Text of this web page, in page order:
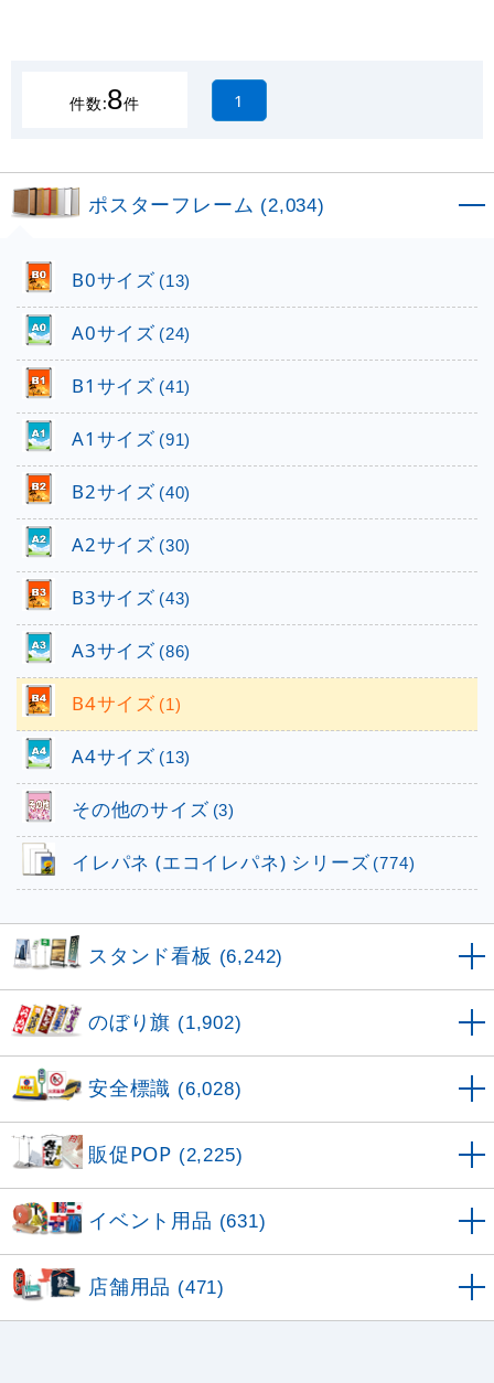
件数:8件 1
ポスターフレーム (2,034)
B0サイズ (13)
A0サイズ (24)
B1サイズ (41)
A1サイズ (91)
B2サイズ (40)
A2サイズ (30)
B3サイズ (43)
A3サイズ (86)
B4サイズ (1)
A4サイズ (13)
その他のサイズ (3)
イレパネ (エコイレパネ) シリーズ (774)
スタンド看板 (6,242)
のぼり旗 (1,902)
安全標識 (6,028)
販促POP (2,225)
イベント用品 (631)
店舗用品 (471)